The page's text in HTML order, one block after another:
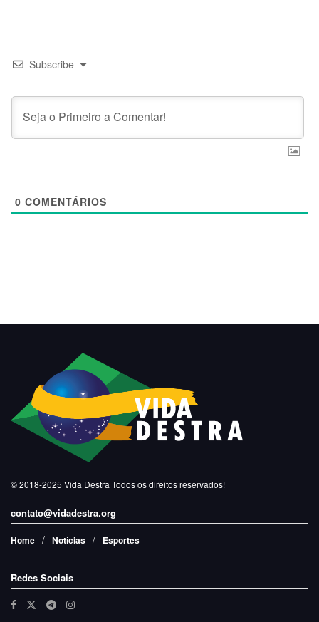
Subscribe
0 COMENTÁRIOS
© 2018-2025 Vida Destra Todos os direitos reservados!
contato@vidadestra.org
Home Notícias Esportes
Redes Sociais